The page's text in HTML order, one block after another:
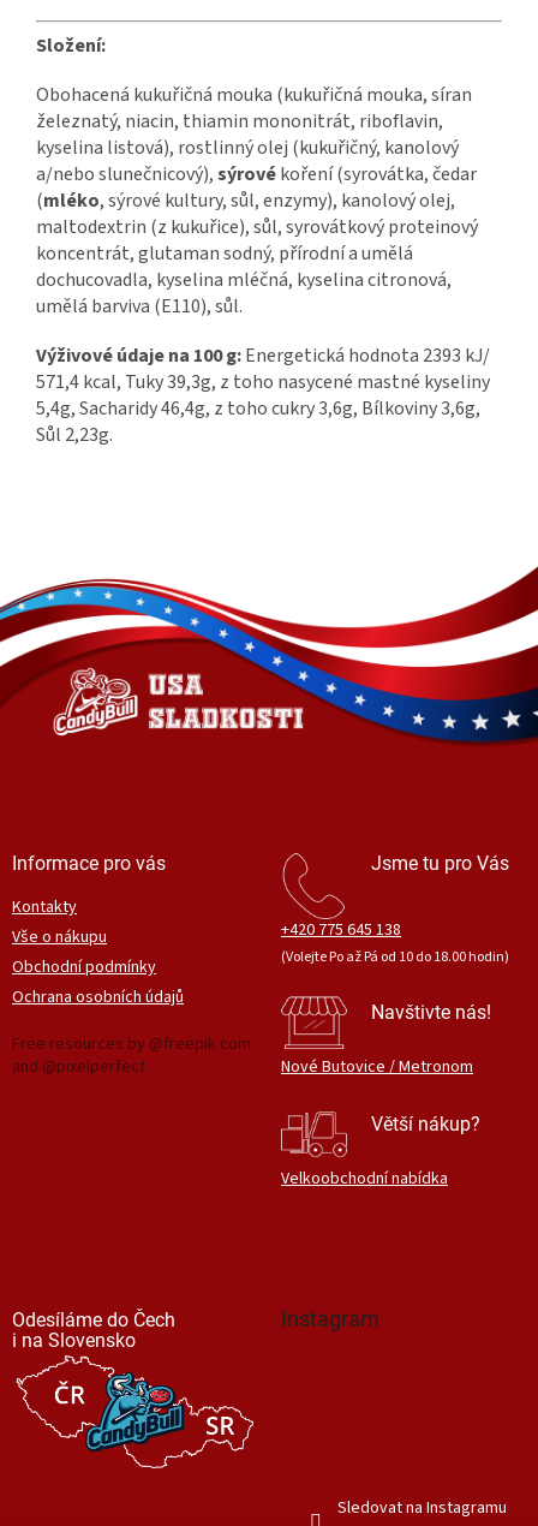
Složení:
Obohacená kukuřičná mouka (kukuřičná mouka, síran
železnatý, niacin, thiamin mononitrát, riboflavin,
kyselina listová), rostlinný olej (kukuřičný, kanolový
a/nebo slunečnicový),sýrovékoření (syrovátka, čedar
(mléko, sýrové kultury, sůl, enzymy), kanolový olej,
maltodextrin (z kukuřice), sůl, syrovátkový proteinový
koncentrát, glutaman sodný, přírodní a umělá
dochucovadla, kyselina mléčná, kyselina citronová,
umělá barviva (E110), sůl.
Výživové údaje na 100 g:Energetická hodnota 2393 kJ/
571,4 kcal, Tuky 39,3g, z toho nasycené mastné kyseliny
5,4g, Sacharidy 46,4g, z toho cukry 3,6g, Bílkoviny 3,6g,
Sůl 2,23g.
á
p
a
í
Informace pro vás
Kontakty
Vše o nákupu
Obchodní podmínky
Ochrana osobních údajů
Free resources by @freepik.com
and @pixelperfect
Jsme tu pro Vás
+420 775 645 138
(Volejte Po až Pá od 10 do 18.00 hodin)
Navštivte nás!
Nové Butovice / Metronom
Větší nákup?
Velkoobchodní nabídka
Odesíláme do Čech
i na Slovensko
Instagram
Sledovat na Instagramu